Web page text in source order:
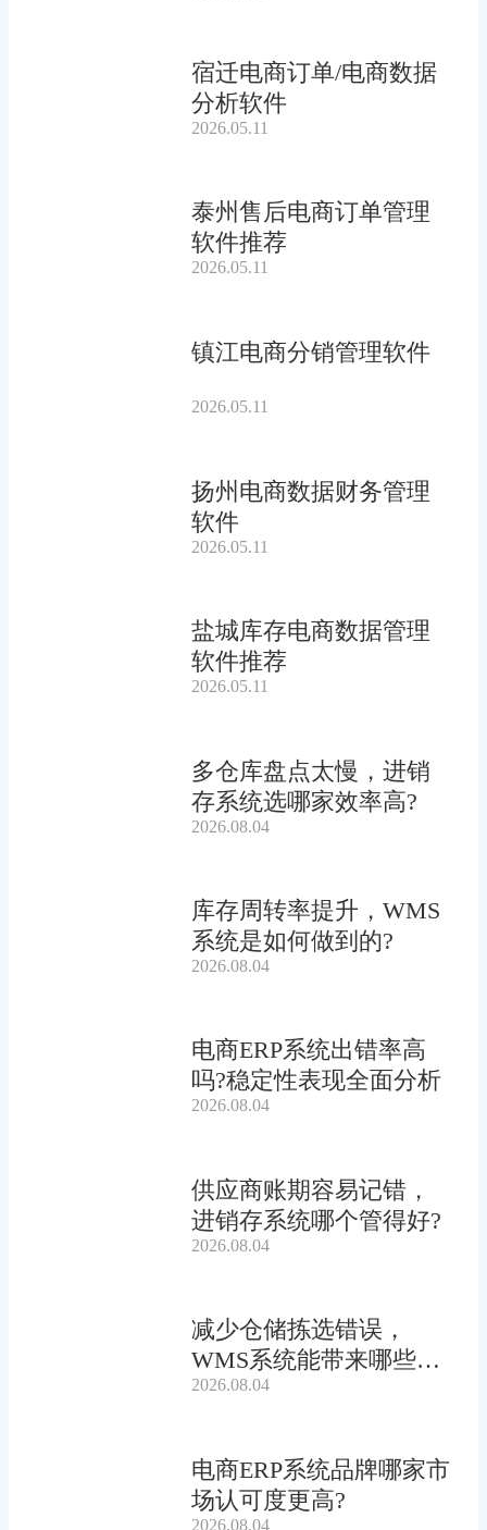
宿迁电商订单/电商数据
分析软件
2026.05.11
泰州售后电商订单管理
软件推荐
2026.05.11
镇江电商分销管理软件
2026.05.11
扬州电商数据财务管理
软件
2026.05.11
盐城库存电商数据管理
软件推荐
2026.05.11
多仓库盘点太慢，进销
存系统选哪家效率高?
2026.08.04
库存周转率提升，WMS
系统是如何做到的?
2026.08.04
电商ERP系统出错率高
吗?稳定性表现全面分析
2026.08.04
供应商账期容易记错，
进销存系统哪个管得好?
2026.08.04
减少仓储拣选错误，
WMS系统能带来哪些连
锁收益?
2026.08.04
电商ERP系统品牌哪家市
场认可度更高?
2026.08.04